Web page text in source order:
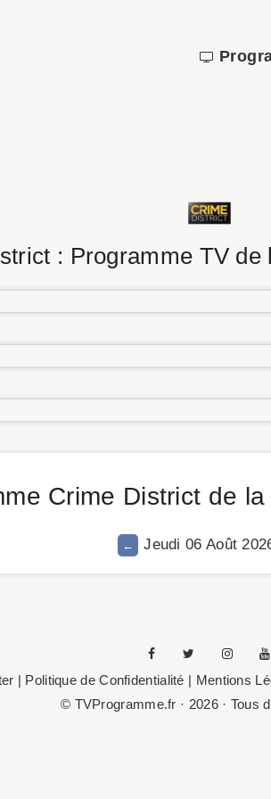
: Programme TV
Crime District de
Jeudi 06 Août
| Politique de Confidentialité | Mentions
© TVProgramme.fr · 2026 · Tous